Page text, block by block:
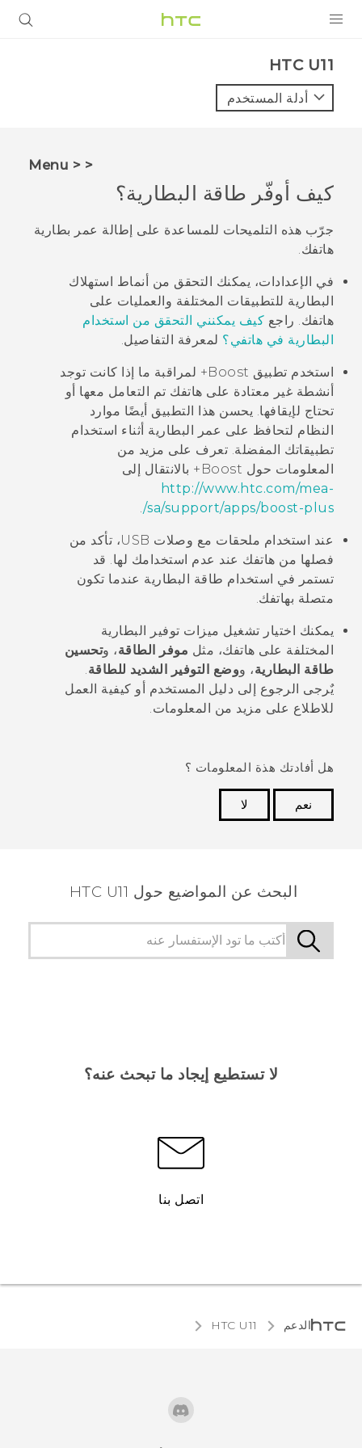
VIVE
VIVERSE
البرامج + التطبيقات
الدعم
أجهزة HTC والملحقات
HTC U11‎
أدلة المستخدم
< < Menu
كيف أوفّر طاقة البطارية؟
جرّب هذه التلميحات للمساعدة على إطالة عمر بطارية
هاتفك.
في الإعدادات، يمكنك التحقق من أنماط استهلاك
البطارية للتطبيقات المختلفة والعمليات على
هاتفك. راجع كيف يمكنني التحقق من استخدام
البطارية في هاتفي؟ لمعرفة التفاصيل.
استخدم تطبيق Boost+
لمراقبة ما إذا كانت توجد
أنشطة غير معتادة على هاتفك تم التعامل معها أو
تحتاج لإيقافها. يحسن هذا التطبيق أيضًا موارد
النظام لتحافظ على عمر البطارية أثناء استخدام
تطبيقاتك المفضلة. تعرف على مزيد من
المعلومات حول Boost+
بالانتقال إلى
http://www.htc.com/mea-
sa/support/apps/boost-plus/
.
عند استخدام ملحقات مع وصلات USB، تأكد من
فصلها من هاتفك عند عدم استخدامك لها. قد
تستمر في استخدام طاقة البطارية عندما تكون
متصلة بهاتفك.
يمكنك اختيار تشغيل ميزات توفير البطارية
المختلفة على هاتفك، مثل موفر الطاقة، وتحسين
طاقة البطارية، ووضع التوفير الشديد للطاقة.
يٌرجى الرجوع إلى دليل المستخدم أو كيفية العمل
للاطلاع على مزيد من المعلومات.
هل أفادتك هذة المعلومات ؟
نعم
لا
البحث عن المواضيع حول HTC U11
لا تستطيع إيجاد ما تبحث عنه؟
اتصل بنا
الدعم HTC U11‎